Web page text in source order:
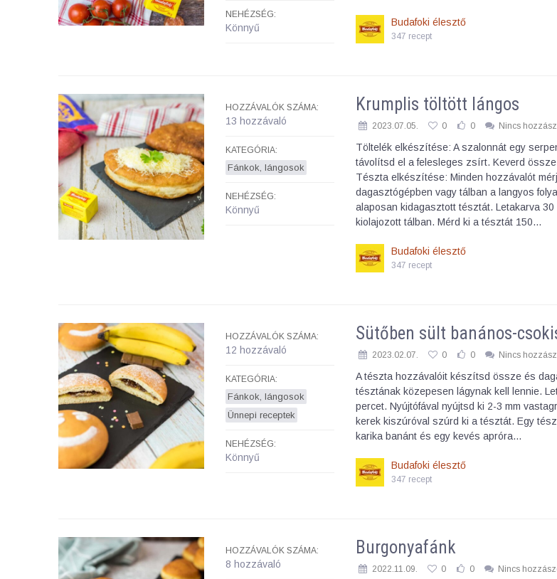
NEHÉZSÉG:
Könnyű Budafoki élesztő
347 recept
HOZZÁVALÓK SZÁMA:
13 hozzávaló
KATEGÓRIA:
Fánkok, lángosok
NEHÉZSÉG:
Könnyű
Krumplis töltött lángos
2023.07.05. 0 0 Nincs
Töltelék elkészítése: A szalonnát egy
távolítsd el a felesleges zsírt. Keverd
Tészta elkészítése: Minden hozzávalót
dagasztógépben vagy tálban a langyos
alaposan kidagasztott tésztát. Letakarva
kiolajozott tálban. Mérd ki a tésztát 150…
Budafoki élesztő
347 recept
HOZZÁVALÓK SZÁMA:
12 hozzávaló
KATEGÓRIA:
Fánkok, lángosok
Ünnepi receptek
NEHÉZSÉG:
Könnyű
Sütőben sült banános-
2023.02.07. 0 0 Nincs
A tészta hozzávalóit készítsd össze és
tésztának közepesen lágynak kell lennie.
percet. Nyújtófával nyújtsd ki 2-3 mm
kerek kiszúróval szúrd ki a tésztát. Egy
karika banánt és egy kevés apróra…
Budafoki élesztő
347 recept
HOZZÁVALÓK SZÁMA:
8 hozzávaló
Burgonyafánk
2022.11.09. 0 0 Nincs